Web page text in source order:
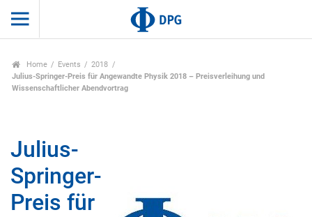
Home Events
2018
Julius-Springer-Preis für Angewandte Physik 2018 – Preisverleihung und
Wissenschaftlicher Abendvortrag
Julius-
Springer-
Preis für